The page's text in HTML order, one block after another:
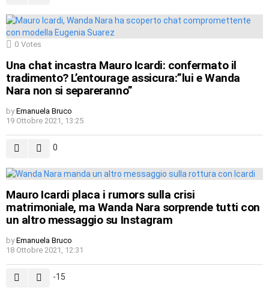
0 Votes
Una chat incastra Mauro Icardi: confermato il
tradimento? L’entourage assicura:”lui e Wanda
Nara non si separeranno”
by Emanuela Bruco
19 Ottobre 2021, 13:25
0
Mauro Icardi placa i rumors sulla crisi
matrimoniale, ma Wanda Nara sorprende tutti con
un altro messaggio su Instagram
by Emanuela Bruco
18 Ottobre 2021, 12:31
-15